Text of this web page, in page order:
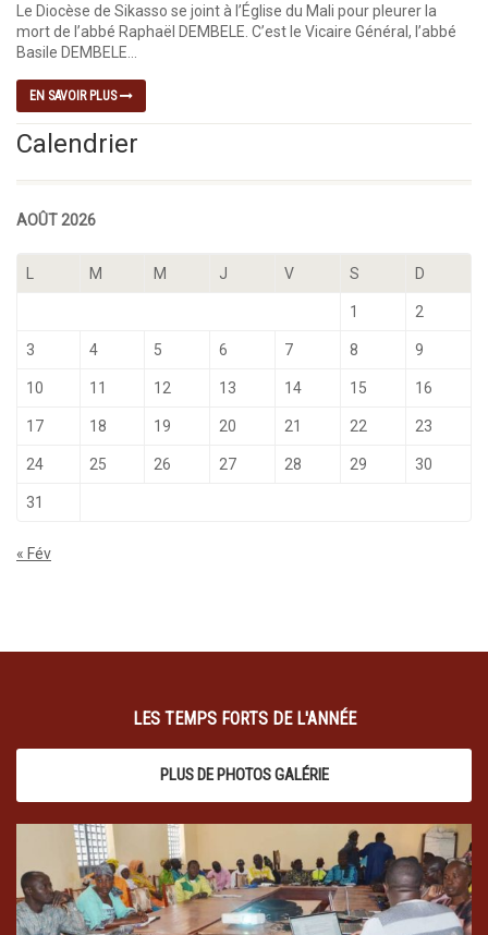
Le Diocèse de Sikasso se joint à l’Église du Mali pour pleurer la
mort de l’abbé Raphaël DEMBELE. C’est le Vicaire Général, l’abbé
Basile DEMBELE...
EN SAVOIR PLUS
Calendrier
AOÛT 2026
M M J V S D
1 2
3 4 5 6 7 8 9
10 11 12 13 14 15 16
17 18 19 20 21 22 23
24 25 26 27 28 29 30
31
« Fév
LES TEMPS FORTS DE L'ANNÉE
PLUS DE PHOTOS GALÉRIE